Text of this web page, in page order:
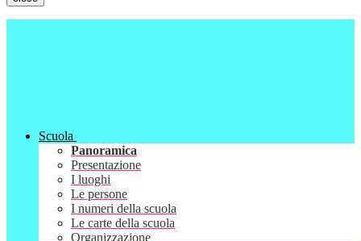
Scuola
Panoramica
Presentazione
I luoghi
Le persone
I numeri della scuola
Le carte della scuola
Organizzazione